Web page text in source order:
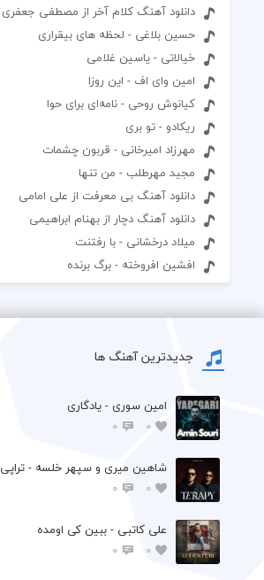
دانلود آهنگ کلام آخر از مصطفی جعفری
حسین بلاغی - لحظه های بیقراری
خیالاتی - یاسین غلامی
امین وای اف - این روزا
کیانوش روحی - نامه‌ای برای حوا
ریکادو - تو بری
مهرزاد امیرخانی - قربون چشمات
مجید مهرطلب - من تنها
دانلود آهنگ بی معرفت از علی امامی
دانلود آهنگ دچار از بهنام ابراهیمی
میلاد درخشانی - با رفتنت
افشین افروخته - برگ برنده
جدیدترین آهنگ ها
امین سوری - یادگاری
0
0
شاهین میری و سپهر خلسه - تراپی
0
0
علی کاتبی - ببین کی اومده
0
0